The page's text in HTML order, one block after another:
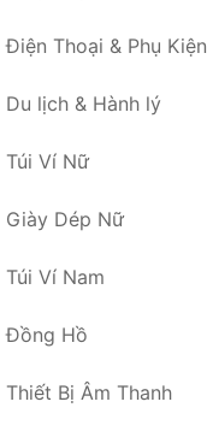
Điện Thoại & Phụ Kiện
Du lịch & Hành lý
Túi Ví Nữ
Giày Dép Nữ
Túi Ví Nam
Đồng Hồ
Thiết Bị Âm Thanh